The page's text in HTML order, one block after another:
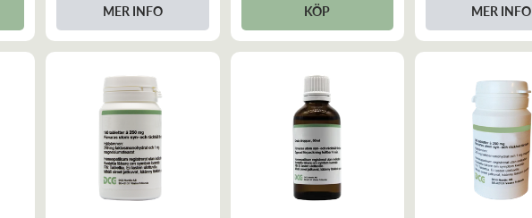
MER INFO KÖP MER INFO